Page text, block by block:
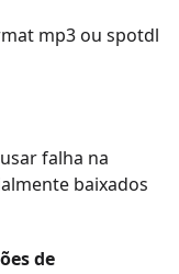
mp3 ou spotdl
falha na
baixados
de